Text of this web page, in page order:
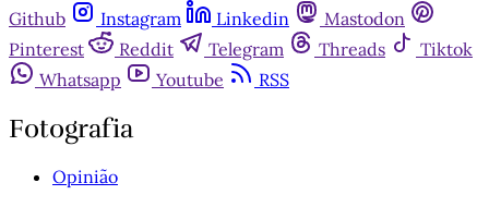
Github
Instagram Linkedin
Mastodon
Pinterest
Reddit Telegram Threads
Tiktok
Whatsapp
Youtube RSS
Fotografia
Opinião